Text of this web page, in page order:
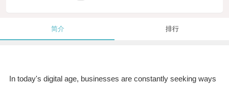
简介 排行
In today's digital age, businesses are constantly seeking ways